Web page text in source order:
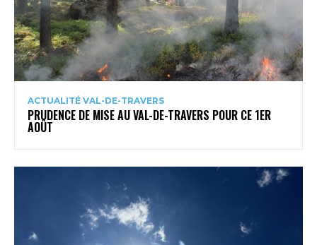
ACTUALITÉ VAL-DE-TRAVERS
PRUDENCE DE MISE AU VAL-DE-TRAVERS POUR CE 1ER
AOÛT